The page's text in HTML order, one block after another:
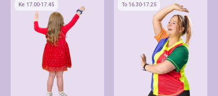
Ke 17.00-17.45 To 16.30-17.25